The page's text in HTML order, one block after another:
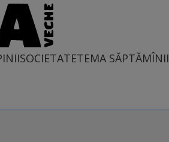
SOCIETATETEMA SĂPTĂMÎNII